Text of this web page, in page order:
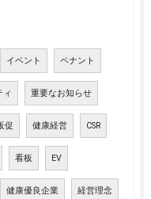
イベント ペナント
ィ 重要なお知らせ
促 健康経営 CSR
看板 EV
健康優良企業 経営理念